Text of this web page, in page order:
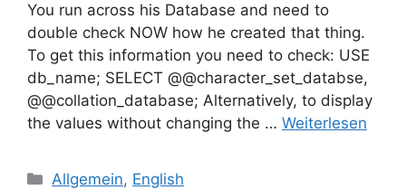
You run across his Database and need to
double check NOW how he created that thing.
To get this information you need to check: USE
db_name; SELECT @@character_set_databse,
@@collation_database; Alternatively, to display
the values without changing the … Weiterlesen
Kategorien
Allgemein, English